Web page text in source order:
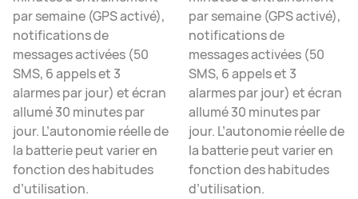
par semaine (GPS activé),
notifications de
messages activées (50
SMS, 6 appels et 3
alarmes par jour) et écran
allumé 30 minutes par
jour. L’autonomie réelle de
la batterie peut varier en
fonction des habitudes
d’utilisation.
par semaine (GPS activé),
notifications de
messages activées (50
SMS, 6 appels et 3
alarmes par jour) et écran
allumé 30 minutes par
jour. L’autonomie réelle de
la batterie peut varier en
fonction des habitudes
d’utilisation.